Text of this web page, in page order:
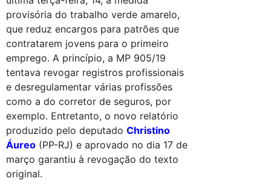
provisória do trabalho verde amarelo,
que reduz encargos para patrões que
contratarem jovens para o primeiro
emprego. A princípio, a MP 905/19
tentava revogar registros profissionais
e desregulamentar várias profissões
como a do corretor de seguros, por
exemplo. Entretanto, o novo relatório
produzido pelo deputado Christino
Áureo (PP-RJ) e aprovado no dia 17 de
março garantiu à revogação do texto
original.